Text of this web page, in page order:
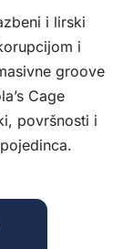
i lirski
i
groove
Cage
površnosti i